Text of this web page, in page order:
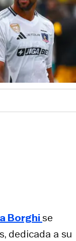
Borghise
dedicada a su